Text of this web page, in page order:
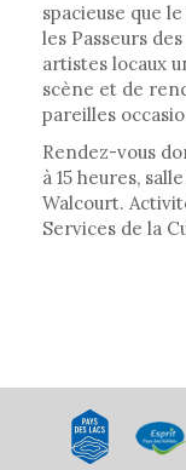
spacieuse que
les Passeurs
artistes locaux
scène et de
pareilles
Rendez-vous
à 15 heures,
Walcourt.
Services de la